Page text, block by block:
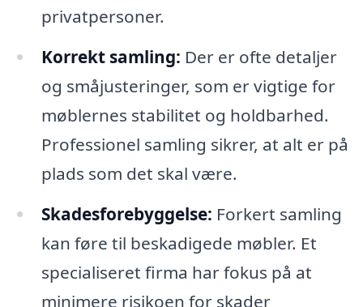
privatpersoner.
Korrekt samling: Der er ofte detaljer
og småjusteringer, som er vigtige for
møblernes stabilitet og holdbarhed.
Professionel samling sikrer, at alt er på
plads som det skal være.
Skadesforebyggelse: Forkert samling
kan føre til beskadigede møbler. Et
specialiseret firma har fokus på at
minimere risikoen for skader